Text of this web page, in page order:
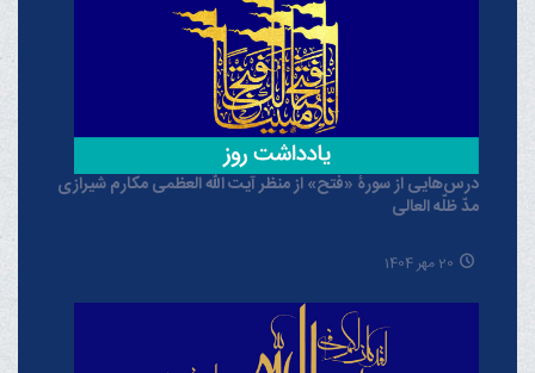
درس‌هایی از سورۀ «فتح» از منظر آیت الله العظمی مکارم شیرازی
مدّ ظلّه العالی
20 مهر 1404